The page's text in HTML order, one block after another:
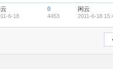
6-18
0
4453
闲云
2011-6-18